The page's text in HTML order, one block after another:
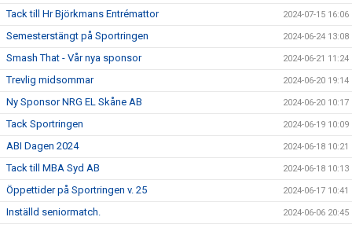
Tack till Hr Björkmans Entrémattor 2024-07-15 16:06
Semesterstängt på Sportringen 2024-06-24 13:08
Smash That - Vår nya sponsor 2024-06-21 11:24
Trevlig midsommar 2024-06-20 19:14
Ny Sponsor NRG EL Skåne AB 2024-06-20 10:17
Tack Sportringen 2024-06-19 10:09
ABI Dagen 2024 2024-06-18 10:21
Tack till MBA Syd AB 2024-06-18 10:13
Öppettider på Sportringen v. 25 2024-06-17 10:41
Inställd seniormatch. 2024-06-06 20:45